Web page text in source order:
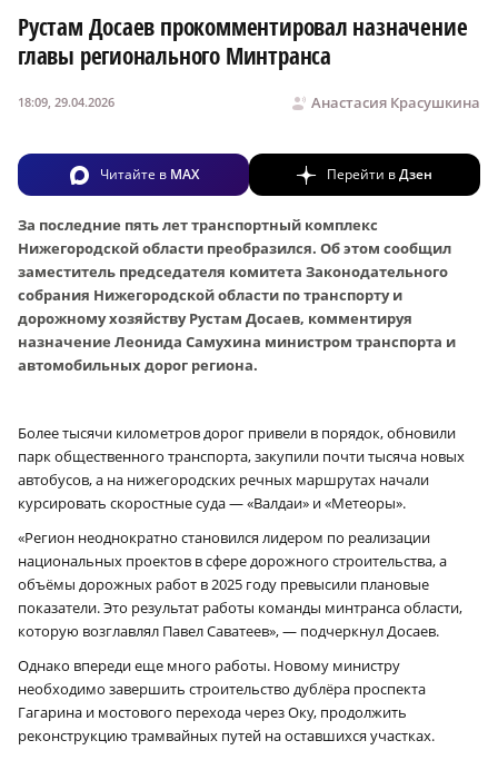
Рустам Досаев прокомментировал назначение
главы регионального Минтранса
Анастасия Красушкина
18:09, 29.04.2026
Читайте в MAX Перейти вДзен
За последние пять лет транспортный комплекс
Нижегородской области преобразился. Об этом сообщил
заместитель председателя комитета Законодательного
собрания Нижегородской области по транспорту и
дорожному хозяйству Рустам Досаев, комментируя
назначение Леонида Самухина министром транспорта и
автомобильных дорог региона.
Более тысячи километров дорог привели в порядок, обновили
парк общественного транспорта, закупили почти тысяча новых
автобусов, а на нижегородских речных маршрутах начали
курсировать скоростные суда — «Валдаи» и «Метеоры».
«Регион неоднократно становился лидером по реализации
национальных проектов в сфере дорожного строительства, а
объёмы дорожных работ в 2025 году превысили плановые
показатели. Это результат работы команды минтранса области,
которую возглавлял Павел Саватеев», — подчеркнул Досаев.
Однако впереди еще много работы. Новому министру
необходимо завершить строительство дублёра проспекта
Гагарина и мостового перехода через Оку, продолжить
реконструкцию трамвайных путей на оставшихся участках.